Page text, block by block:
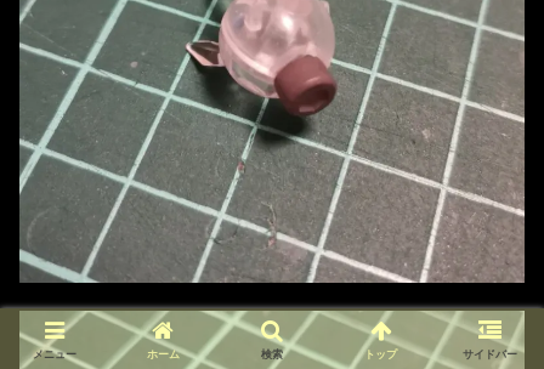
メニュー ホーム 検索 トップ サイドバー